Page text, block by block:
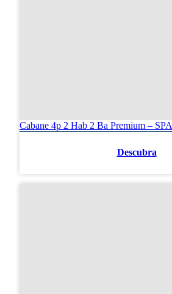
Cabane 4p 2 Hab 2 Ba Premium – SPA
Descubra